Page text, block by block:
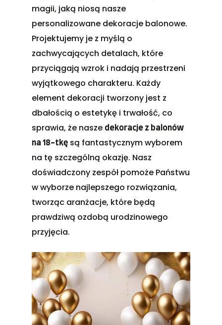
magii, jaką niosą nasze
personalizowane dekoracje balonowe.
Projektujemy je z myślą o
zachwycających detalach, które
przyciągają wzrok i nadają przestrzeni
wyjątkowego charakteru. Każdy
element dekoracji tworzony jest z
dbałością o estetykę i trwałość, co
sprawia, że nasze dekoracje z balonów
na 18-tkę są fantastycznym wyborem
na tę szczególną okazję. Nasz
doświadczony zespół pomoże Państwu
w wyborze najlepszego rozwiązania,
tworząc aranżacje, które będą
prawdziwą ozdobą urodzinowego
przyjęcia.